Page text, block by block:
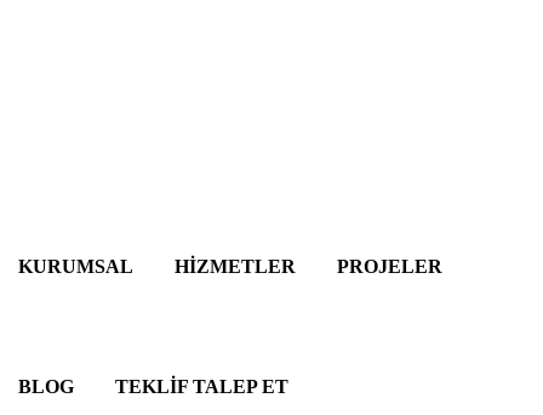
KURUMSAL HİZMETLER PROJELER
BLOG TEKLİF TALEP ET